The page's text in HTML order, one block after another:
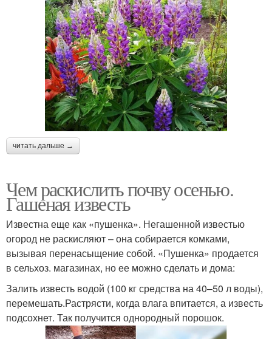
читать дальше →
Чем раскислить почву осенью.
Гашеная известь
Известна еще как «пушенка». Негашенной известью
огород не раскисляют – она собирается комками,
вызывая перенасыщение собой. «Пушенка» продается
в сельхоз. магазинах, но ее можно сделать и дома:
Залить известь водой (100 кг средства на 40–50 л воды),
перемешать.Растрясти, когда влага впитается, а известь
подсохнет. Так получится однородный порошок.